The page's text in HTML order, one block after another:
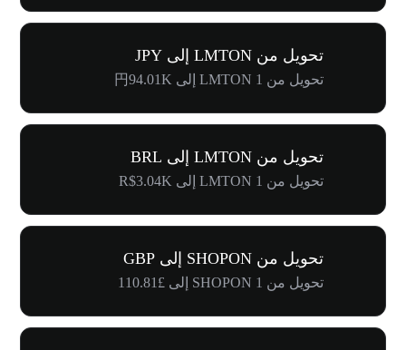
تحويل من LMTON إلى JPY
تحويل من 1 LMTON إلى 円94.01K
تحويل من LMTON إلى BRL
تحويل من 1 LMTON إلى R$3.04K
تحويل من SHOPON إلى GBP
تحويل من 1 SHOPON إلى £110.81